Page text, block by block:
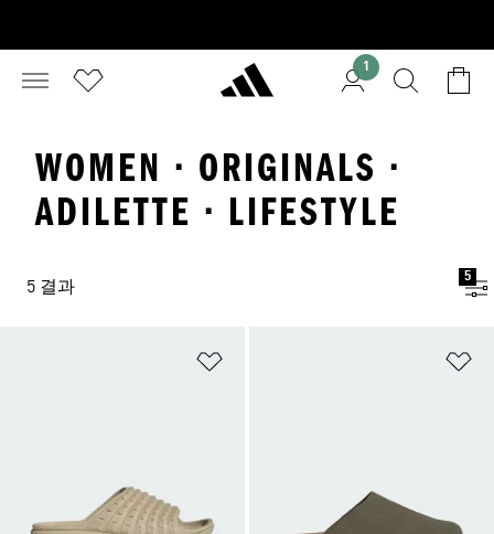
1
WOMEN · ORIGINALS ·
ADILETTE · LIFESTYLE
5 결과
5